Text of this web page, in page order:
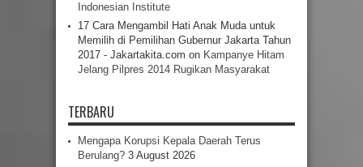
Indonesian Institute
17 Cara Mengambil Hati Anak Muda untuk
Memilih di Pemilihan Gubernur Jakarta Tahun
2017 - Jakartakita.com on Kampanye Hitam
Jelang Pilpres 2014 Rugikan Masyarakat
TERBARU
Mengapa Korupsi Kepala Daerah Terus
Berulang? 3 August 2026